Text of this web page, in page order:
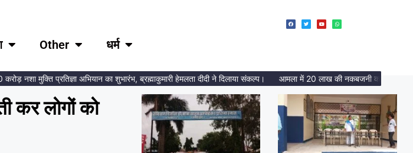
Other धर्म
मुक्ति प्रतिज्ञा अभियान का शुभारंभ, ब्रह्माकुमारी हेमलता दीदी ने दिलाया संकल्प। आमला में 20 लाख की नकबजनी का पर्दाफाश, 2
कर लोगों को